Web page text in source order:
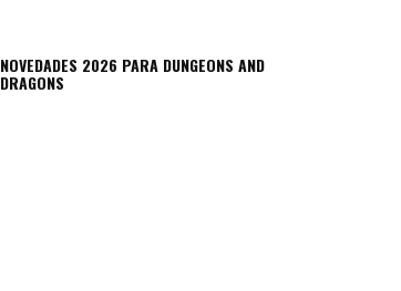
NOVEDADES 2026 PARA DUNGEONS AND
DRAGONS